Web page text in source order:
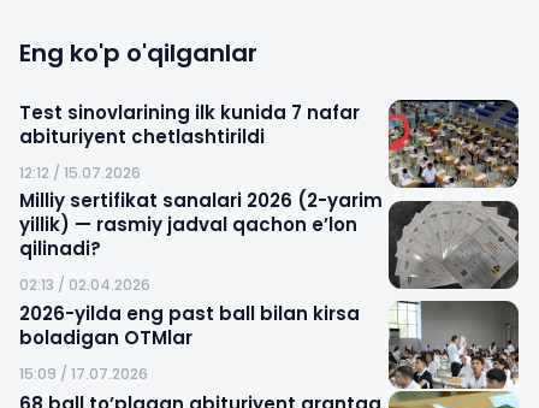
Eng ko'p o'qilganlar
Test sinovlarining ilk kunida 7 nafar
abituriyent chetlashtirildi
12:12 / 15.07.2026
Milliy sertifikat sanalari 2026 (2-yarim
yillik) — rasmiy jadval qachon e’lon
qilinadi?
02:13 / 02.04.2026
2026-yilda eng past ball bilan kirsa
boladigan OTMlar
15:09 / 17.07.2026